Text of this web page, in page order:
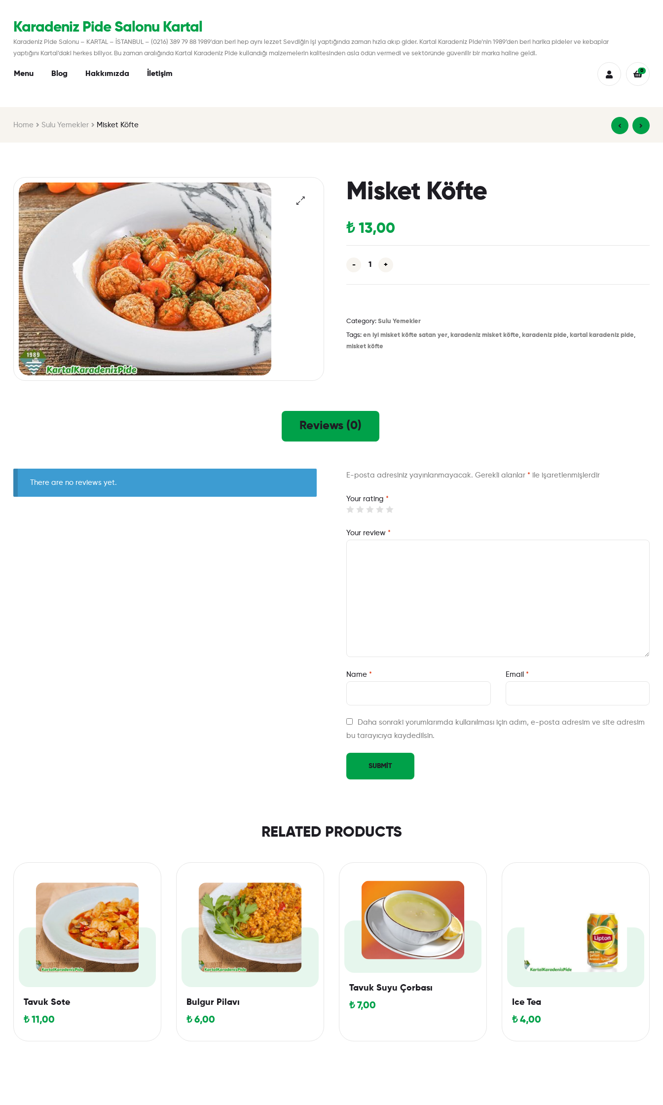
Karadeniz Pide Salonu Kartal
Karadeniz Pide Salonu – KARTAL – İSTANBUL – (0216) 389 79 88 1989'dan beri hep aynı lezzet Sevdiğin işi yaptığında zaman hızla akıp gider. Kartal Karadeniz Pide’nin 1989’den beri harika pideler ve kebaplar
yaptığını Kartal’daki herkes biliyor. Bu zaman aralığında Kartal Karadeniz Pide kullandığı malzemelerin kalitesinden asla ödün vermedi ve sektöründe güvenilir bir marka haline geldi.
Menu Blog Hakkımızda İletişim 0
Home Sulu Yemekler Misket Köfte
Misket Köfte
₺13,00
- +
Category: Sulu Yemekler
Tags: en iyi misket köfte satan yer, karadeniz misket köfte, karadeniz pide, kartal karadeniz pide,
misket köfte
Reviews (0)
There are no reviews yet.
E-posta adresiniz yayınlanmayacak. Gerekli alanlar * ile işaretlenmişlerdir
Your rating *
Your review *
Name * Email *
Daha sonraki yorumlarımda kullanılması için adım, e-posta adresim ve site adresim
bu tarayıcıya kaydedilsin.
RELATED PRODUCTS
Tavuk Sote
₺11,00
Bulgur Pilavı
₺6,00
Tavuk Suyu Çorbası
₺7,00 Ice Tea
₺4,00